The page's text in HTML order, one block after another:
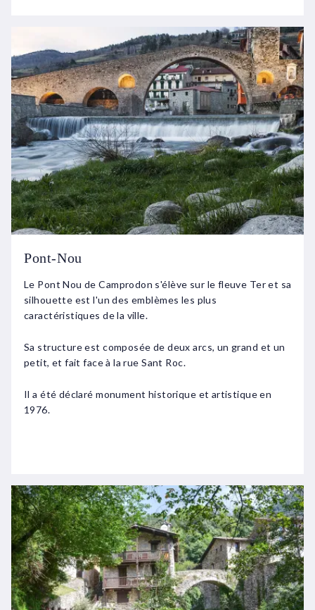
Pont-Nou
Le Pont Nou de Camprodon s'élève sur le fleuve Ter et sa
silhouette est l'un des emblèmes les plus
caractéristiques de la ville.
Sa structure est composée de deux arcs, un grand et un
petit, et fait face à la rue Sant Roc.
Il a été déclaré monument historique et artistique en
1976.